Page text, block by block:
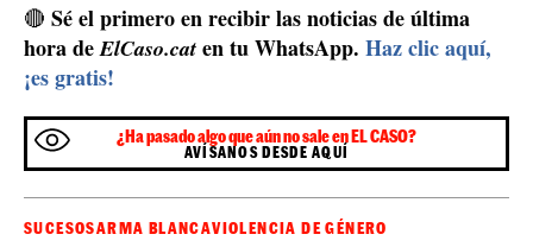
🔴 Sé el primero en recibir las noticias de última
hora deElCaso.cat en tu WhatsApp. Haz clic aquí,
¡es gratis!
¿Ha pasado algo que aún no sale en EL CASO?
AVÍSANOS DESDE AQUÍ
SUCESOSARMA BLANCAVIOLENCIA DE GÉNERO